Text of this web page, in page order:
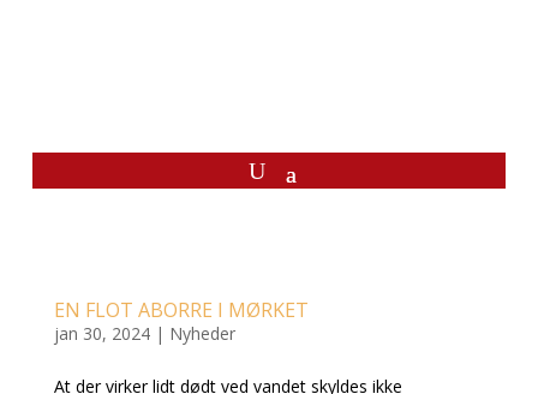
EN FLOT ABORRE I MØRKET
jan 30, 2024| Nyheder
At der virker lidt dødt ved vandet skyldes ikke